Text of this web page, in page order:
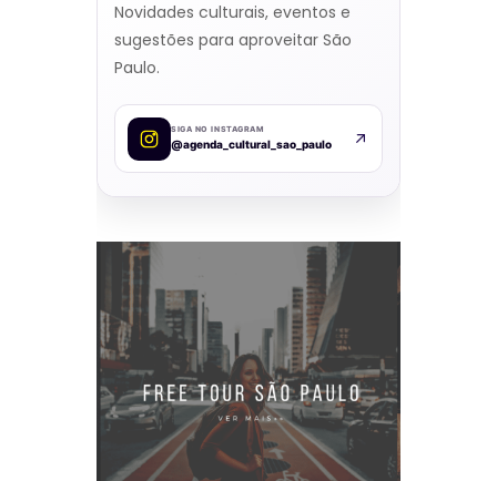
Novidades culturais, eventos e
sugestões para aproveitar São
Paulo.
SIGA NO INSTAGRAM
@agenda_cultural_sao_paulo